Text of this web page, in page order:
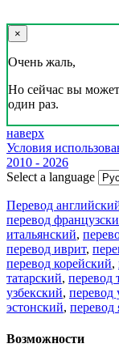
×
Очень жаль,
Но сейчас вы
один раз.
наверх
Условия
2010 - 2026
Select a language
Перевод
перевод
итальянский,
перевод иврит,
перевод корейский,
татарский, перевод
узбекский, перевод
эстонский, перевод
Возможности